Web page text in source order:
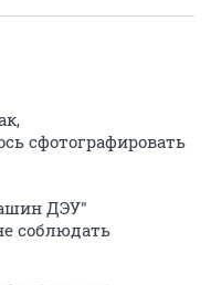
сфотографировать
ДЭУ"
соблюдать